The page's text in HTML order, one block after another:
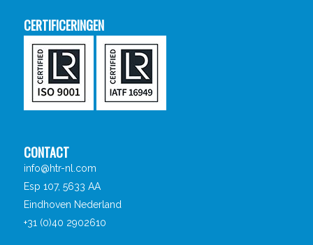
CERTIFICERINGEN
CONTACT
info@htr-nl.com
Esp 107, 5633 AA
Eindhoven Nederland
+31 (0)40 2902610